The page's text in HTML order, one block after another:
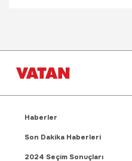
Haberler
Son Dakika Haberleri
2024 Seçim Sonuçları